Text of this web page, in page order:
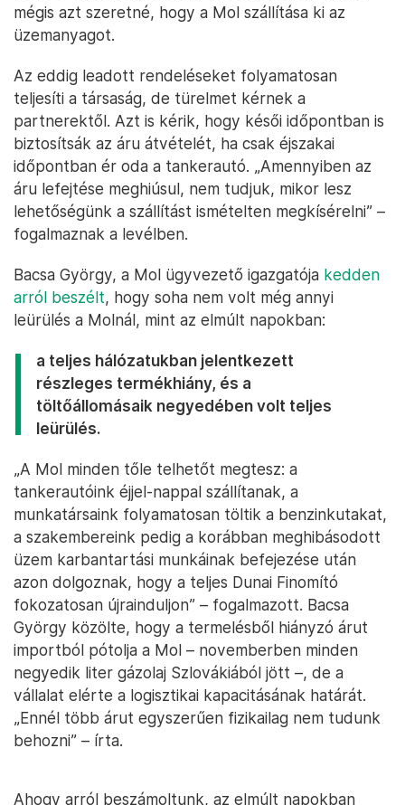
mégis azt szeretné, hogy a Mol szállítása ki az
üzemanyagot.
Az eddig leadott rendeléseket folyamatosan
teljesíti a társaság, de türelmet kérnek a
partnerektől. Azt is kérik, hogy késői időpontban is
biztosítsák az áru átvételét, ha csak éjszakai
időpontban ér oda a tankerautó. „Amennyiben az
áru lefejtése meghiúsul, nem tudjuk, mikor lesz
lehetőségünk a szállítást ismételten megkísérelni” –
fogalmaznak a levélben.
Bacsa György, a Mol ügyvezető igazgatója kedden
arról beszélt, hogy soha nem volt még annyi
leürülés a Molnál, mint az elmúlt napokban:
a teljes hálózatukban jelentkezett
részleges termékhiány, és a
töltőállomásaik negyedében volt teljes
leürülés.
„A Mol minden tőle telhetőt megtesz: a
tankerautóink éjjel-nappal szállítanak, a
munkatársaink folyamatosan töltik a benzinkutakat,
a szakembereink pedig a korábban meghibásodott
üzem karbantartási munkáinak befejezése után
azon dolgoznak, hogy a teljes Dunai Finomító
fokozatosan újrainduljon” – fogalmazott. Bacsa
György közölte, hogy a termelésből hiányzó árut
importból pótolja a Mol – novemberben minden
negyedik liter gázolaj Szlovákiából jött –, de a
vállalat elérte a logisztikai kapacitásának határát.
„Ennél több árut egyszerűen fizikailag nem tudunk
behozni” – írta.
Ahogy arról beszámoltunk, az elmúlt napokban